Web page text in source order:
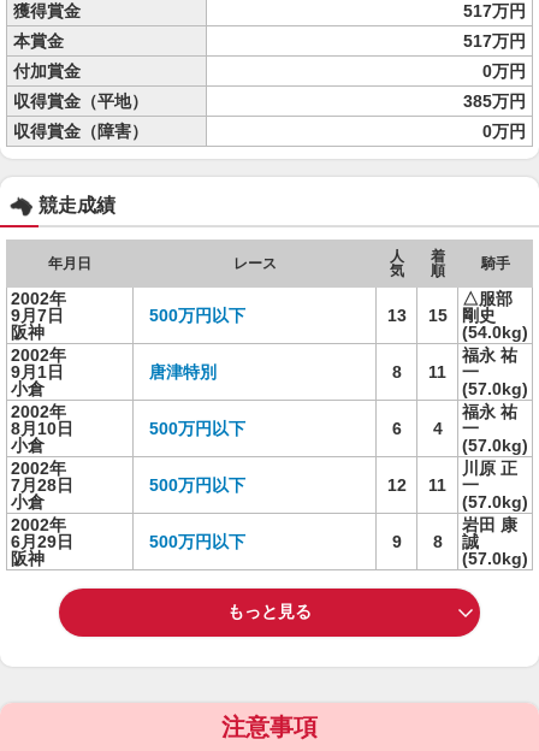
獲得賞金
517万円
本賞金
517万円
付加賞金
0万円
収得賞金（平地）
385万円
収得賞金（障害）
0万円
競走成績
年月日 レース
人
気
着
順
騎手
2002年
9月7日
阪神
500万円以下 13 15
△服部
剛史
(54.0kg)
2002年
9月1日
小倉
唐津特別 8 11
福永 祐
一
(57.0kg)
2002年
8月10日
小倉
500万円以下 6 4
福永 祐
一
(57.0kg)
2002年
7月28日
小倉
500万円以下 12 11
川原 正
一
(57.0kg)
2002年
6月29日
阪神
500万円以下 9 8
岩田 康
誠
(57.0kg)
もっと見る
注意事項